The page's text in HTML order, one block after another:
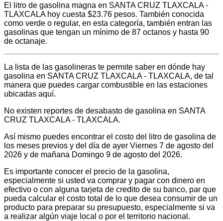
El litro de gasolina magna en SANTA CRUZ TLAXCALA -
TLAXCALA hoy cuesta $23.76 pesos. También conocida
como verde o regular, en esta categoría, también entran las
gasolinas que tengan un mínimo de 87 octanos y hasta 90
de octanaje.
La lista de las gasolineras te permite saber en dónde hay
gasolina en SANTA CRUZ TLAXCALA - TLAXCALA, de tal
manera que puedes cargar combustible en las estaciones
ubicadas aquí.
No existen reportes de desabasto de gasolina en SANTA
CRUZ TLAXCALA - TLAXCALA.
Así mismo puedes encontrar el costo del litro de gasolina de
los meses previos y del día de ayer Viernes 7 de agosto del
2026 y de mañana Domingo 9 de agosto del 2026.
Es importante conocer el precio de la gasolina,
especialmente si usted va comprar y pagar con dinero en
efectivo o con alguna tarjeta de credito de su banco, par que
pueda calcular el costo total de lo que desea consumir de un
producto para preparar su presupuesto, especialmente si va
a realizar algún viaje local o por el territorio nacional.